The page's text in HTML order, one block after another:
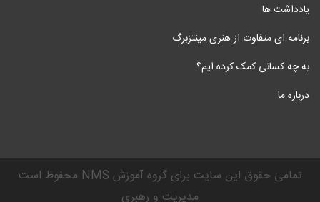
یادداشت ها
برنامه ای متفاوت از هنری مینتزبرگ
به چه کسانی کمک کرده ایم؟
درباره ما
محفوظ است NMS تمامی حقوق این سایت برای گروه آموزش
مدیریت و رهبری